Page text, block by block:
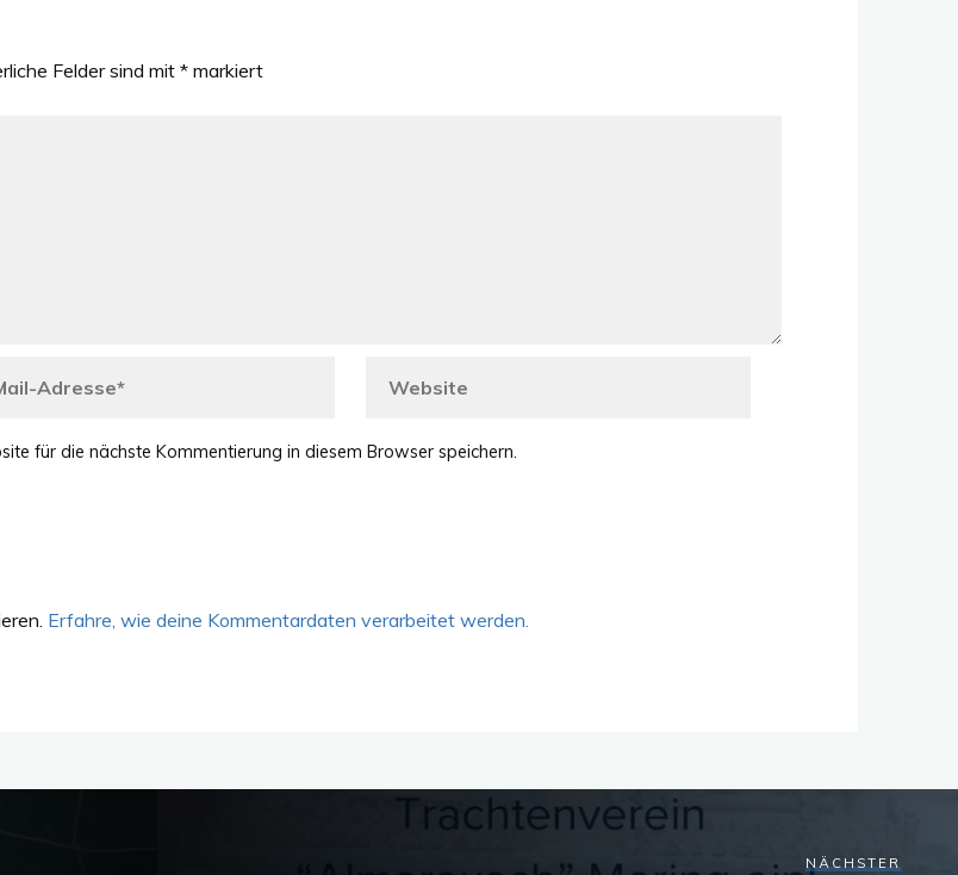
Felder sind mit* markiert
für die nächste Kommentierung in diesem Browser speichern.
Erfahre, wie deine Kommentardaten verarbeitet werden.
NÄCHSTER